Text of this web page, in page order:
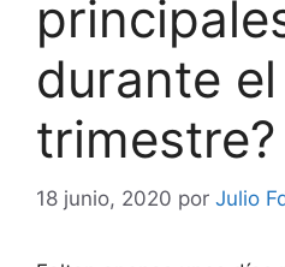
durante
trimestre?
18 junio, 2020 por Julio